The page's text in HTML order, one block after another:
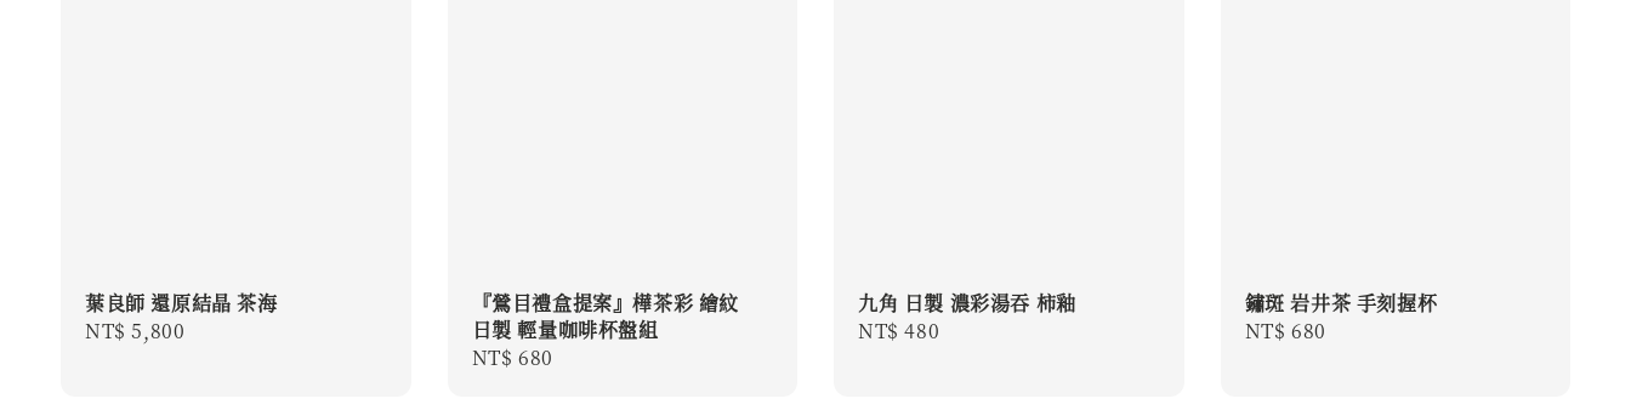
葉良師 還原結晶 茶海
Regular
NT$ 5,800
『鶯目禮盒提案』樺茶彩 繪紋
日製 輕量咖啡杯盤組
Regular
NT$ 680
九角 日製 濃彩湯吞 柿釉
Regular
NT$ 480
鏽斑 岩井茶 手刻握杯
Regular
NT$ 680